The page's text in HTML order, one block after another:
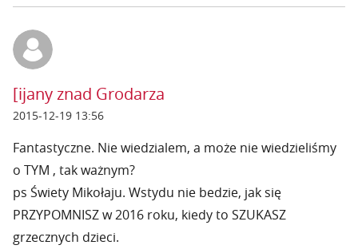
[ijany znad Grodarza
2015-12-19 13:56
Fantastyczne. Nie wiedzialem, a może nie wiedzieliśmy
o TYM , tak ważnym?
ps Świety Mikołaju. Wstydu nie bedzie, jak się
PRZYPOMNISZ w 2016 roku, kiedy to SZUKASZ
grzecznych dzieci.